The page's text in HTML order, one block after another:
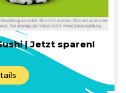
| Jetzt sparen!